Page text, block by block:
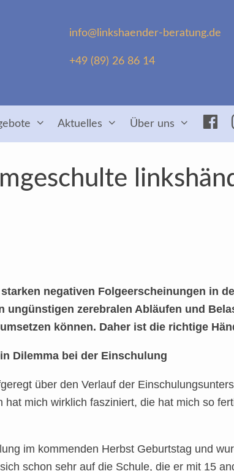
info@linkshaender-beratung.de
+49 (89) 26 86 14
Aktuelles Über uns
negativen Folgeerscheinungen in
ungünstigen zerebralen Abläufen und
können. Daher ist die richtige
Dilemma bei der Einschulung
über den Verlauf der
hat mich wirklich fasziniert, die hat mich so
im kommenden Herbst Geburtstag und
schon sehr auf die Schule, die er mit 15